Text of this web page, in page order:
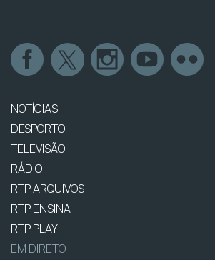
NOTÍCIAS
DESPORTO
TELEVISÃO
RÁDIO
RTP ARQUIVOS
RTP ENSINA
RTP PLAY
EM DIRETO